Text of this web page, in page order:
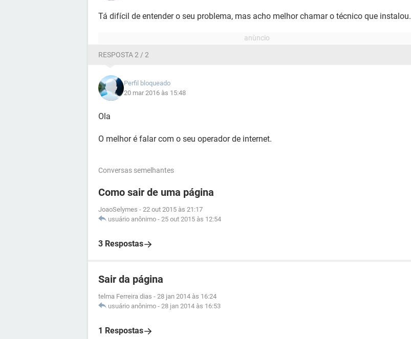
Tá difícil de entender o seu problema, mas acho melhor chamar o técnico que instalou.
RESPOSTA 2 / 2
Perfil bloqueado
20 mar 2016 às 15:48
Ola
O melhor é falar com o seu operador de internet.
Conversas semelhantes
Como sair de uma página
JoaoSelymes - 22 out 2015 às 21:17
usuário anônimo - 25 out 2015 às 12:54
3 Respostas
Sair da página
telma Ferreira dias - 28 jan 2014 às 16:24
usuário anônimo - 28 jan 2014 às 16:53
1 Respostas